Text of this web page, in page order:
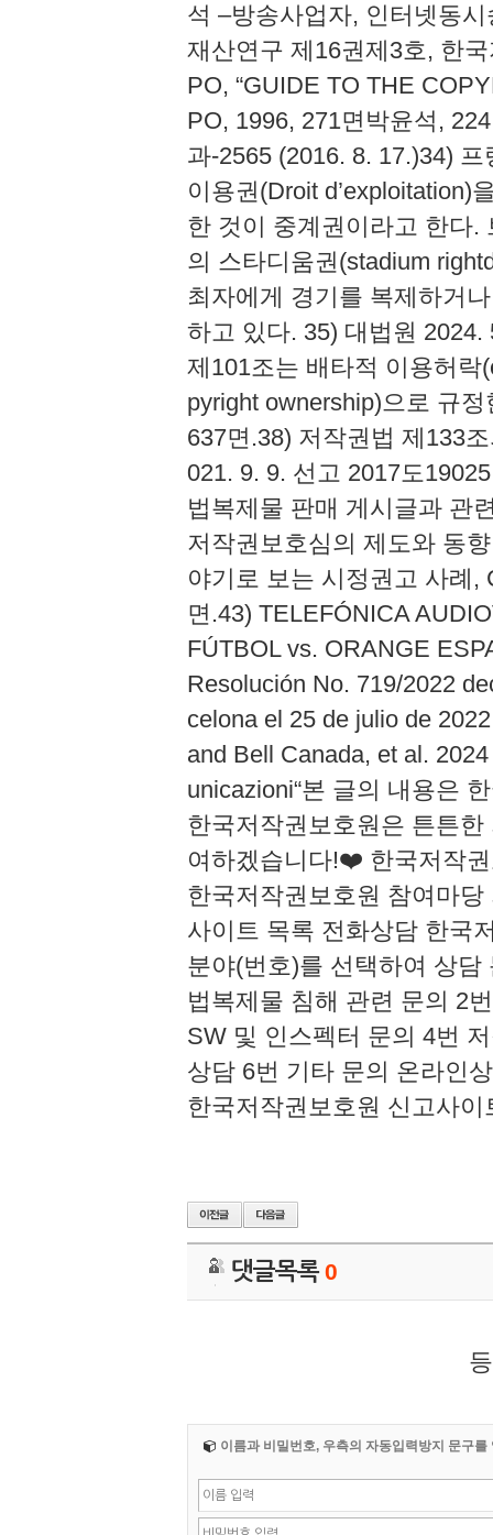
석 –방송사업자, 인터넷동
재산연구 제16권제3호, 한
PO, “GUIDE TO THE
PO, 1996, 271면박윤석,
과-2565 (2016. 8. 17.)34)
이용권(Droit d’exploitation)
한 것이 중계권이라고 한다.
의 스타디움권(stadium
최자에게 경기를 복제하거
하고 있다. 35) 대법원
제101조는 배타적 이용허락
pyright ownership)으로 규
637면.38) 저작권법 제133
021. 9. 9. 선고 2017도
법복제물 판매 게시글과 관
저작권보호심의 제도와 동
야기로 보는 시정권고 사례,
면.43) TELEFÓNICA
FÚTBOL vs. ORANGE
Resolución No. 719/2022
celona el 25 de julio de
and Bell Canada, et al.
unicazioni​“본 글의 내용은
한국저작권보호원은 튼튼
여하겠습니다!❤️​ 한국저작
한국저작권보호원 참여마
사이트 목록 전화상담 한국
분야(번호)를 선택하여 상
법복제물 침해 관련 문의 2
SW 및 인스펙터 문의 4번
상담 6번 기타 문의 온라인
한국저작권보호원 신고사
댓글목록0
이름과 비밀번호, 우측의 자동입력방지 문구를